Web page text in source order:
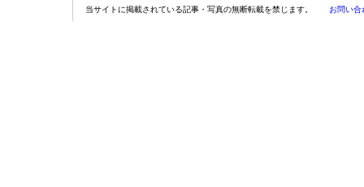
当サイトに掲載されている記事・写真の無断転載を禁じます。 お問い合